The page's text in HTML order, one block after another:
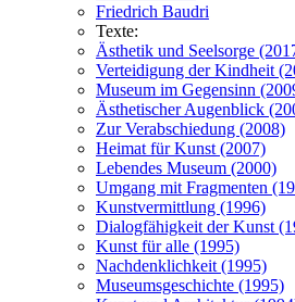
Friedrich Baudri
Texte:
Ästhetik und Seelsorge
Verteidigung der Kindheit
Museum im Gegensinn
Ästhetischer Augenblick
Zur Verabschiedung (2008)
Heimat für Kunst (2007)
Lebendes Museum (2000)
Umgang mit Fragmenten
Kunstvermittlung (1996)
Dialogfähigkeit der Kunst
Kunst für alle (1995)
Nachdenklichkeit (1995)
Museumsgeschichte (1995)